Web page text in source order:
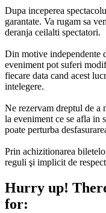
Dupa inceperea
garantate. Va rugam sa
deranja ceilalti spectatori.
Din motive independente
eveniment pot suferi
fiecare data cand acest
intelegere.
Ne rezervam dreptul de a
la eveniment ce se afla in
poate perturba
Prin achizitionarea
reguli şi implicit de
Hurry up!
for: